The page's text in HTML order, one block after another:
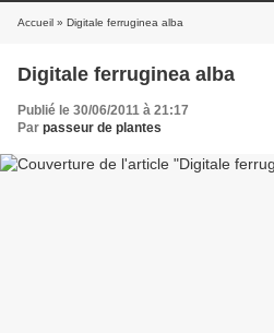
Accueil » Digitale ferruginea alba
Digitale ferruginea alba
Publié le 30/06/2011 à 21:17
Par passeur de plantes